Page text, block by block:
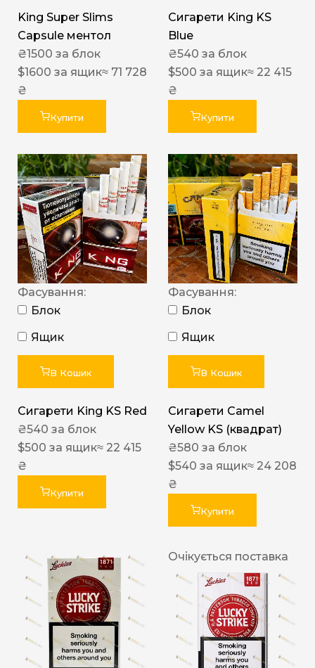
King Super Slims
Capsule ментол
₴1500 за блок
$1600 за ящик≈ 71 728
₴
Купити
Сигарети King KS
Blue
₴540 за блок
$500 за ящик≈ 22 415
₴
Купити
Фасування:
Блок
Ящик
В Кошик
Сигарети King KS Red
₴540 за блок
$500 за ящик≈ 22 415
₴
Купити
Фасування:
Блок
Ящик
В Кошик
Сигарети Camel
Yellow KS (квадрат)
₴580 за блок
$540 за ящик≈ 24 208
₴
Купити
Очікується поставка